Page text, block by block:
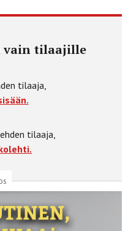
vain tilaajille
tilaaja,
tilaaja,